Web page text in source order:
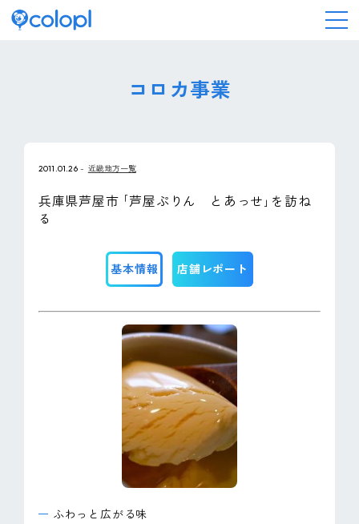
IR情報
コロカ事業
2011.01.26 近畿地方一覧
兵庫県芦屋市 ｢芦屋ぷりん とあっせ｣を訪ね
る
基本情報 店舗レポート
ふわっと広がる味